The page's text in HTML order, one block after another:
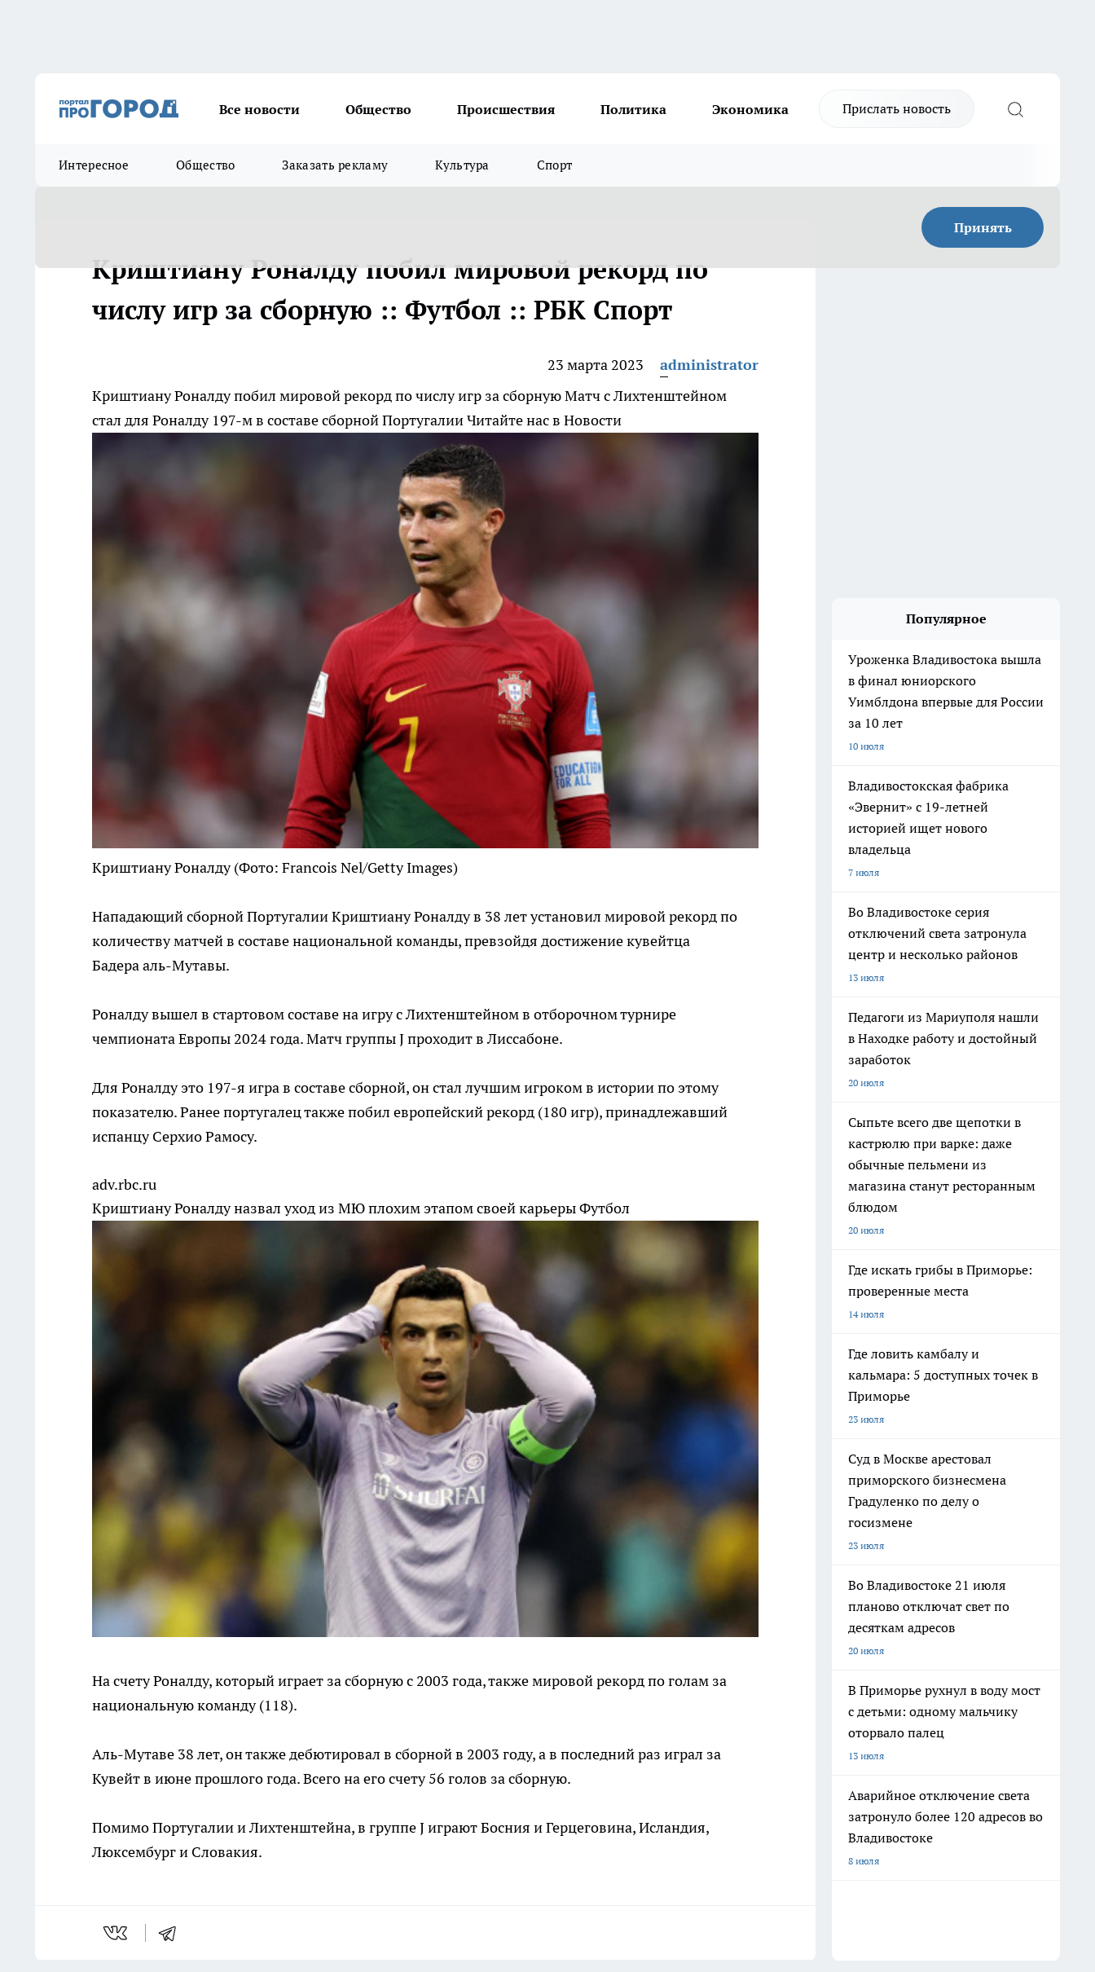
Все новости Общество Происшествия Политика Экономика Прислать новость
Интересное Общество Заказать рекламу Культура Спорт
Принять
Криштиану Роналду побил мировой рекорд по
числу игр за сборную :: Футбол :: РБК Спорт
23 марта 2023
administrator
Криштиану Роналду побил мировой рекорд по числу игр за сборнуюМатч с Лихтенштейном
стал для Роналду 197-м в составе сборной ПортугалииЧитайте нас в Новости
Криштиану Роналду(Фото: Francois Nel/Getty Images)
Нападающий сборной Португалии Криштиану Роналду в 38 лет установил мировой рекорд по
количеству матчей в составе национальной команды, превзойдя достижение кувейтца
Бадера аль-Мутавы.
Роналду вышел в стартовом составе на игру с Лихтенштейном в отборочном турнире
чемпионата Европы 2024 года. Матч группы J проходит в Лиссабоне.
Для Роналду это 197-я игра в составе сборной, он стал лучшим игроком в истории по этому
показателю. Ранее португалец также побил европейский рекорд (180 игр), принадлежавший
испанцу Серхио Рамосу.
adv.rbc.ru
Криштиану Роналду назвал уход из МЮ плохим этапом своей карьерыФутбол
На счету Роналду, который играет за сборную с 2003 года, также мировой рекорд по голам за
национальную команду (118).
Аль-Мутаве 38 лет, он также дебютировал в сборной в 2003 году, а в последний раз играл за
Кувейт в июне прошлого года. Всего на его счету 56 голов за сборную.
Помимо Португалии и Лихтенштейна, в группе J играют Босния и Герцеговина, Исландия,
Люксембург и Словакия.
Популярное
Уроженка Владивостока вышла
в финал юниорского
Уимблдона впервые для России
за 10 лет
10 июля
Владивостокская фабрика
«Эвернит» с 19-летней
историей ищет нового
владельца
7 июля
Во Владивостоке серия
отключений света затронула
центр и несколько районов
13 июля
Педагоги из Мариуполя нашли
в Находке работу и достойный
заработок
20 июля
Сыпьте всего две щепотки в
кастрюлю при варке: даже
обычные пельмени из
магазина станут ресторанным
блюдом
20 июля
Где искать грибы в Приморье:
проверенные места
14 июля
Где ловить камбалу и
кальмара: 5 доступных точек в
Приморье
23 июля
Суд в Москве арестовал
приморского бизнесмена
Градуленко по делу о
госизмене
23 июля
Во Владивостоке 21 июля
планово отключат свет по
десяткам адресов
20 июля
В Приморье рухнул в воду мост
с детьми: одному мальчику
оторвало палец
13 июля
Аварийное отключение света
затронуло более 120 адресов во
Владивостоке
8 июля